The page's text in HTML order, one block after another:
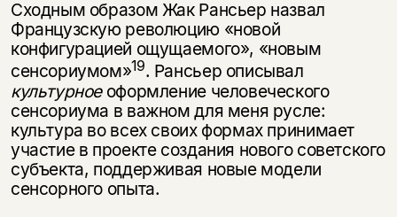
Сходным образом Жак Рансьер назвал
Французскую революцию «но­вой
конфигурацией ощущаемого», «новым
сенсориумом»19. Рансьер описы­вал
культурноеоформление человеческого
сенсориума в важном для меня русле:
культура во всех своих формах принимает
участие в проекте создания нового советского
субъекта, поддерживая новые модели
сенсорного опыта.